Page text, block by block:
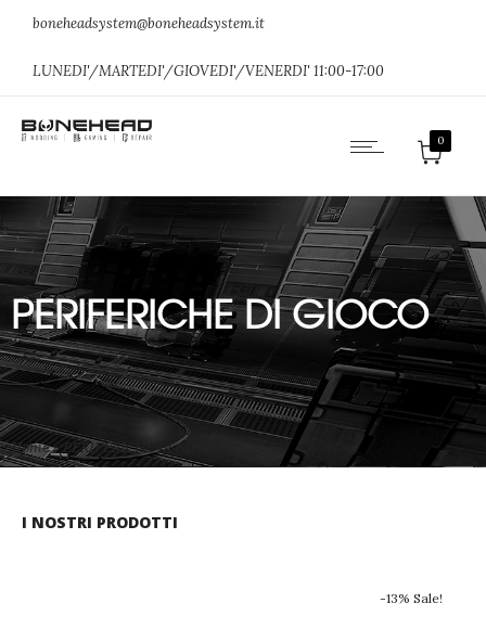
boneheadsystem@boneheadsystem.it
LUNEDI'/MARTEDI'/GIOVEDI'/VENERDI' 11:00-17:00
0
PERIFERICHE DI GIOCO
Home»PERIFERICHE DI GIOCO
I NOSTRI PRODOTTI
-13% Sale!